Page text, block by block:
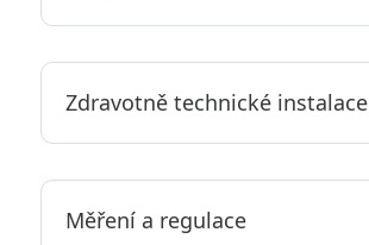
Zdravotně technické instalace
Měření a regulace